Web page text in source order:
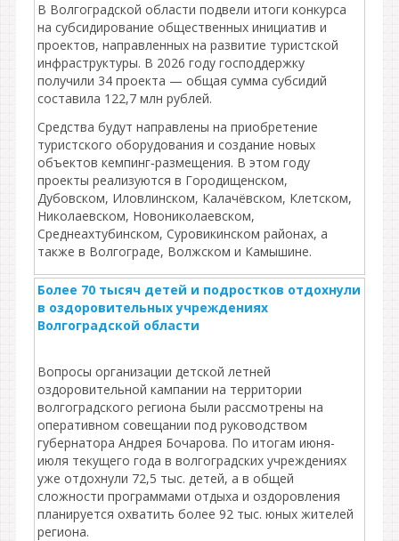
В Волгоградской области подвели итоги конкурса
на субсидирование общественных инициатив и
проектов, направленных на развитие туристской
инфраструктуры. В 2026 году господдержку
получили 34 проекта — общая сумма субсидий
составила 122,7 млн рублей.
Средства будут направлены на приобретение
туристского оборудования и создание новых
объектов кемпинг‑размещения. В этом году
проекты реализуются в Городищенском,
Дубовском, Иловлинском, Калачёвском, Клетском,
Николаевском, Новониколаевском,
Среднеахтубинском, Суровикинском районах, а
также в Волгограде, Волжском и Камышине.
Более 70 тысяч детей и подростков отдохнули
в оздоровительных учреждениях
Волгоградской области
Вопросы организации детской летней
оздоровительной кампании на территории
волгоградского региона были рассмотрены на
оперативном совещании под руководством
губернатора Андрея Бочарова. По итогам июня-
июля текущего года в волгоградских учреждениях
уже отдохнули 72,5 тыс. детей, а в общей
сложности программами отдыха и оздоровления
планируется охватить более 92 тыс. юных жителей
региона.